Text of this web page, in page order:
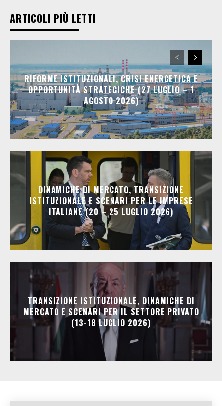
ARTICOLI PIÙ LETTI
RIFORME ISTITUZIONALI, CRISI ENERGETICA E
OPPORTUNITÀ STRATEGICHE (27 LUGLIO – 1
AGOSTO 2026)
DINAMICHE DI MERCATO, TRANSIZIONE
ISTITUZIONALE E SCENARI PER LE IMPRESE
ITALIANE (20 – 25 LUGLIO 2026)
TRANSIZIONE ISTITUZIONALE, DINAMICHE DI
MERCATO E SCENARI PER IL SETTORE PRIVATO
(13-18 LUGLIO 2026)